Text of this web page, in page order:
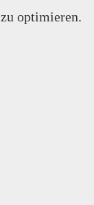
optimieren.